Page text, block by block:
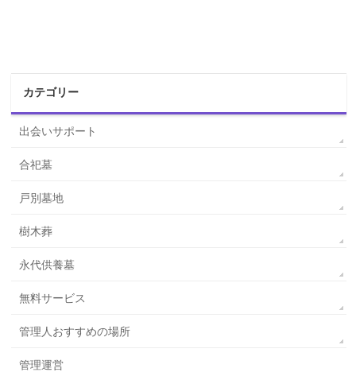
カテゴリー
出会いサポート
合祀墓
戸別墓地
樹木葬
永代供養墓
無料サービス
管理人おすすめの場所
管理運営